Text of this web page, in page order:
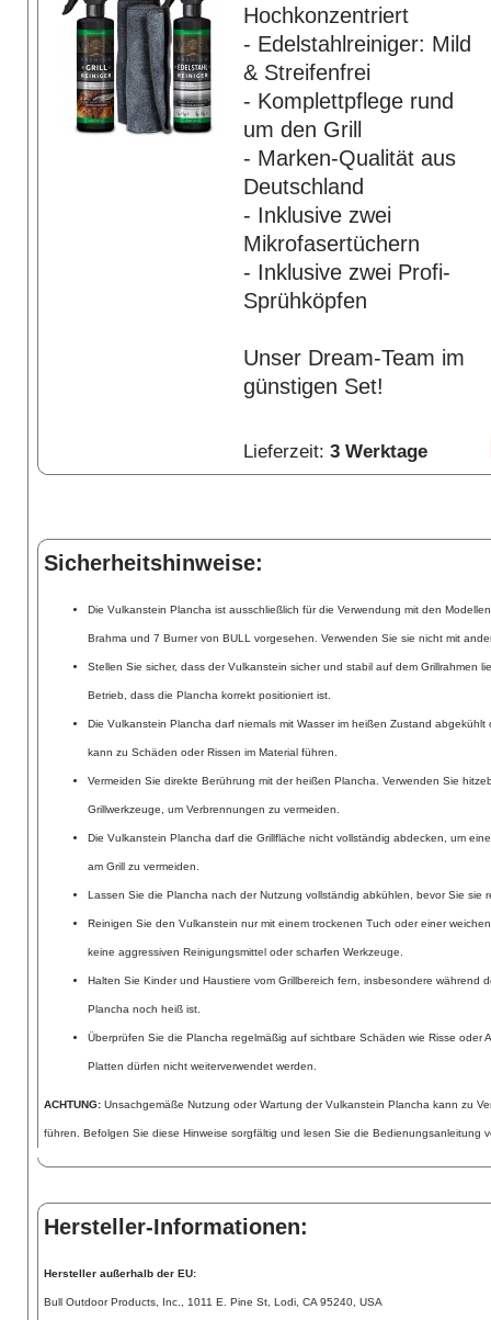
Hochkonzentriert
- Edelstahlreiniger: Mild
& Streifenfrei
- Komplettpflege rund
um den Grill
- Marken-Qualität aus
Deutschland
- Inklusive zwei
Mikrofasertüchern
- Inklusive zwei Profi-
Sprühköpfen
Unser Dream-Team im
günstigen Set!
Lieferzeit: 3 Werktage
Sicherheitshinweise:
Die Vulkanstein Plancha ist ausschließlich für die Verwendung mit den
Brahma und 7 Burner von BULL vorgesehen. Verwenden Sie sie nicht mit
Stellen Sie sicher, dass der Vulkanstein sicher und stabil auf dem Grillrahmen
Betrieb, dass die Plancha korrekt positioniert ist.
Die Vulkanstein Plancha darf niemals mit Wasser im heißen Zustand abgekühlt
kann zu Schäden oder Rissen im Material führen.
Vermeiden Sie direkte Berührung mit der heißen Plancha. Verwenden Sie
Grillwerkzeuge, um Verbrennungen zu vermeiden.
Die Vulkanstein Plancha darf die Grillfläche nicht vollständig abdecken, um
am Grill zu vermeiden.
Lassen Sie die Plancha nach der Nutzung vollständig abkühlen, bevor Sie sie
Reinigen Sie den Vulkanstein nur mit einem trockenen Tuch oder einer
keine aggressiven Reinigungsmittel oder scharfen Werkzeuge.
Halten Sie Kinder und Haustiere vom Grillbereich fern, insbesondere während
Plancha noch heiß ist.
Überprüfen Sie die Plancha regelmäßig auf sichtbare Schäden wie Risse oder
Platten dürfen nicht weiterverwendet werden.
ACHTUNG: Unsachgemäße Nutzung oder Wartung der Vulkanstein Plancha kann zu
führen. Befolgen Sie diese Hinweise sorgfältig und lesen Sie die Bedienungsanleitung
Hersteller-Informationen:
Hersteller außerhalb der EU:
Bull Outdoor Products, Inc., 1011 E. Pine St, Lodi, CA 95240, USA